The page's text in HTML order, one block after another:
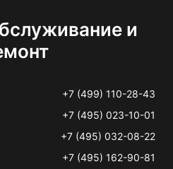
и
+7 (499) 110-28-43
+7 (495) 023-10-01
+7 (495) 032-08-22
+7 (495) 162-90-81